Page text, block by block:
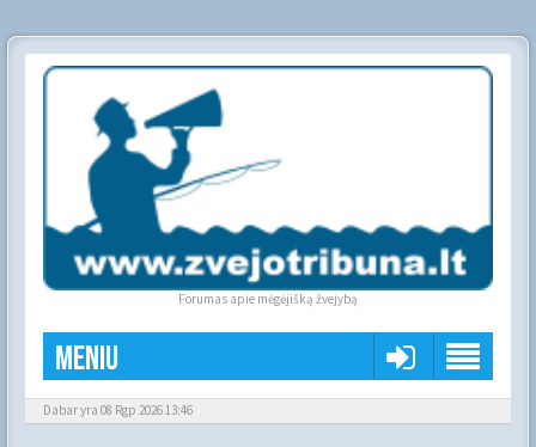
Forumas apie mėgėjišką žvejybą
Meniu
Dabar yra 08 Rgp 2026 13:46